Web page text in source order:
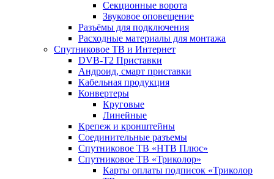
Секционные ворота
Звуковое оповещение
Разъёмы для подключения
Расходные материалы для монтажа
Спутниковое ТВ и Интернет
DVB-Т2 Приставки
Андроид, смарт приставки
Кабельная продукция
Конвертеры
Круговые
Линейные
Крепеж и кронштейны
Соединительные разъемы
Спутниковое ТВ «НТВ Плюс»
Спутниковое ТВ «Триколор»
Карты оплаты подписок «Триколор